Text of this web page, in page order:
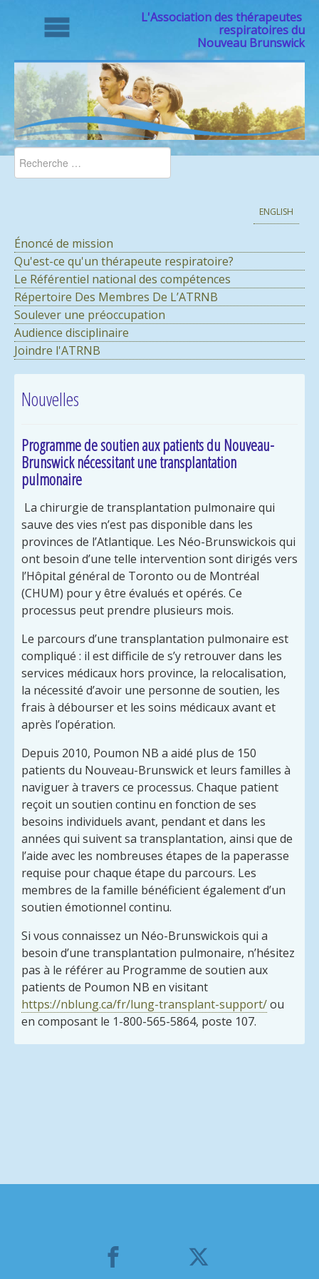
L'Association des thérapeutes
respiratoires du
Nouveau Brunswick
ENGLISH
Énoncé de mission
Qu'est-ce qu'un thérapeute respiratoire?
Le Référentiel national des compétences
Répertoire Des Membres De L’ATRNB
Soulever une préoccupation
Audience disciplinaire
Joindre l'ATRNB
Nouvelles
Programme de soutien aux patients du Nouveau-
Brunswick nécessitant une transplantation
pulmonaire
La chirurgie de transplantation pulmonaire qui
sauve des vies n’est pas disponible dans les
provinces de l’Atlantique. Les Néo-Brunswickois qui
ont besoin d’une telle intervention sont dirigés vers
l’Hôpital général de Toronto ou de Montréal
(CHUM) pour y être évalués et opérés. Ce
processus peut prendre plusieurs mois.
Le parcours d’une transplantation pulmonaire est
compliqué : il est difficile de s’y retrouver dans les
services médicaux hors province, la relocalisation,
la nécessité d’avoir une personne de soutien, les
frais à débourser et les soins médicaux avant et
après l’opération.
Depuis 2010, Poumon NB a aidé plus de 150
patients du Nouveau-Brunswick et leurs familles à
naviguer à travers ce processus. Chaque patient
reçoit un soutien continu en fonction de ses
besoins individuels avant, pendant et dans les
années qui suivent sa transplantation, ainsi que de
l’aide avec les nombreuses étapes de la paperasse
requise pour chaque étape du parcours. Les
membres de la famille bénéficient également d’un
soutien émotionnel continu.
Si vous connaissez un Néo-Brunswickois qui a
besoin d’une transplantation pulmonaire, n’hésitez
pas à le référer au Programme de soutien aux
patients de Poumon NB en visitant
https://nblung.ca/fr/lung-transplant-support/ou
en composant le 1-800-565-5864, poste 107.